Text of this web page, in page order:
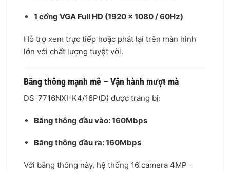
1 cổng VGA Full HD (1920 × 1080 / 60Hz)
Hỗ trợ xem trực tiếp hoặc phát lại trên màn hình
lớn với chất lượng tuyệt vời.
Băng thông mạnh mẽ – Vận hành mượt mà
DS-7716NXI-K4/16P(D) được trang bị:
Băng thông đầu vào: 160Mbps
Băng thông đầu ra: 160Mbps
Với băng thông này, hệ thống 16 camera 4MP –